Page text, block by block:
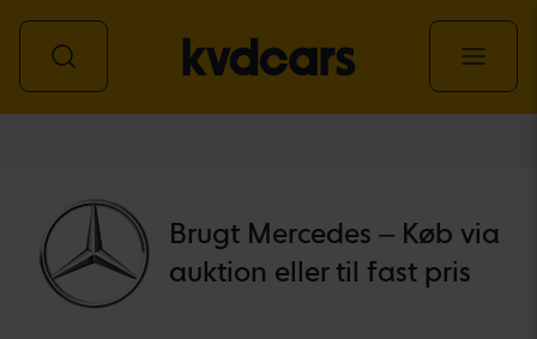
Brugt Mercedes – Køb via
auktion eller til fast pris